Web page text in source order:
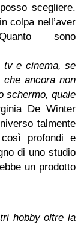
scegliere.
colpa nell’aver
sono
tv e cinema, se
ancora non
schermo, quale
De Winter
talmente
profondi e
di uno studio
un prodotto
hobby oltre la